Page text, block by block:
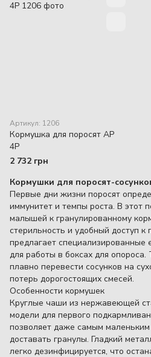
Артикул: 1206
Кормушка для поросят AP
4P
2 732 грн
Кормушки для поросят-
Первые дни жизни поросят
иммунитет и темпы роста. В этот
малышей к гранулированному
стерильность и удобный доступ
предлагает специализированные
для работы в боксах для
плавно перевести сосунков на
потерь дорогостоящих смесей.
Особенности кормушек
Круглые чаши из нержавеющей
модели для первого
позволяет даже самым маленьким
доставать гранулы. Гладкий
легко дезинфицируется, что